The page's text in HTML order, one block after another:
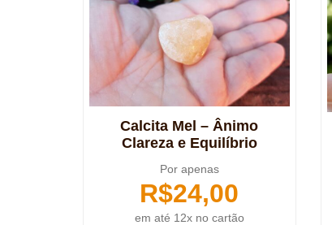
Calcita Mel – Ânimo
Clareza e Equilíbrio
Por apenas
R$24,00
em até 12x no cartão